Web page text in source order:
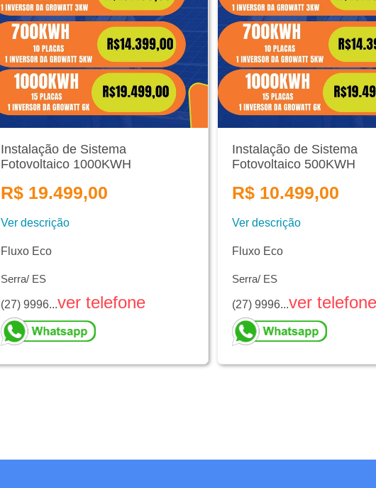
Instalação de Sistema
Fotovoltaico 1000KWH
R$ 19.499,00
Ver descrição
Fluxo Eco
Serra/ ES
(27) 9996...ver telefone
Instalação de Sistema
Fotovoltaico 500KWH
R$ 10.499,00
Ver descrição
Fluxo Eco
Serra/ ES
(27) 9996...ver telefone